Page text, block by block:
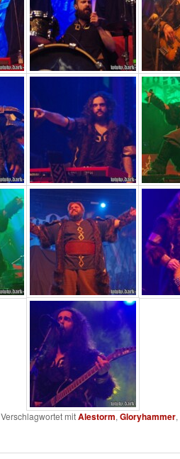
Verschlagwortet mitAlestorm, Gloryhammer,